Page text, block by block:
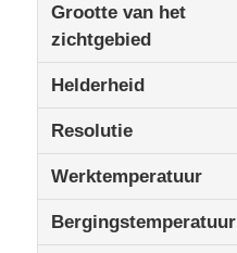
draagbare lcd-monitor
OLED-Vertoningsmodule
Autolcd Vertoning
Circulair LCD-scherm
Grootte van het
zichtgebied
Helderheid
Resolutie
Werktemperatuur
Bergingstemperatuur